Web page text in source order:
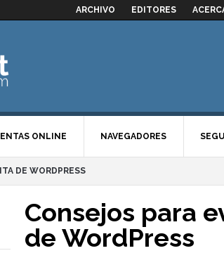
ARCHIVO EDITORES
ONLINE NAVEGADORES
DE WORDPRESS
Consejos para
de WordPress